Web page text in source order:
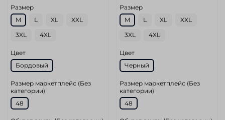
Размер
M
L XL XXL
3XL 4XL
Цвет
Бордовый
Размер маркетплейс (Без
категории)
48
Размер
M
L XL XXL
3XL 4XL
Цвет
Черный
Размер маркетплейс (Без
категории)
48